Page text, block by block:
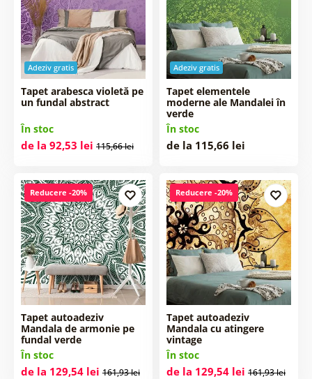
Adeziv gratis
Tapet arabesca violetă pe
un fundal abstract
În stoc
de la 92,53 lei 115,66 lei
Adeziv gratis
Tapet elementele
moderne ale Mandalei în
verde
În stoc
de la 115,66 lei
Reducere -20%
Tapet autoadeziv
Mandala de armonie pe
fundal verde
În stoc
de la 129,54 lei 161,93 lei
Reducere -20%
Tapet autoadeziv
Mandala cu atingere
vintage
În stoc
de la 129,54 lei 161,93 lei